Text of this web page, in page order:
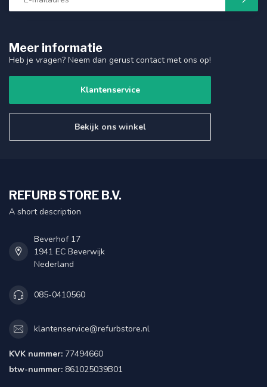
Meer informatie
Heb je vragen? Neem dan gerust contact met ons op!
Klantenservice
Bekijk ons winkel
REFURB STORE B.V.
A short description
Beverhof 17
1941 EC Beverwijk
Nederland
085-0410560
klantenservice@refurbstore.nl
KVK nummer: 77494660
btw-nummer: 861025039B01